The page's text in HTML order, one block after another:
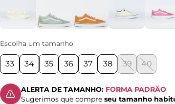
Escolha um tamanho
33 34 35 36 37 38 39 40
ALERTA DE TAMANHO: FORMA PADRÃO
Sugerimos que compre seu tamanho